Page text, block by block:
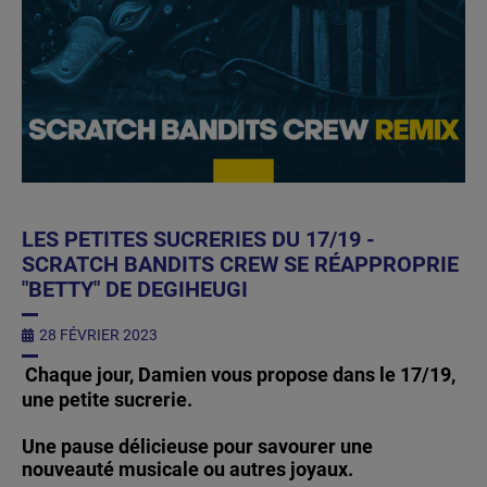
LES PETITES SUCRERIES DU 17/19 -
SCRATCH BANDITS CREW SE RÉAPPROPRIE
"BETTY" DE DEGIHEUGI
28 FÉVRIER 2023
Chaque jour, Damien vous propose dans le 17/19,
une petite sucrerie.
Une pause délicieuse pour savourer une
nouveauté musicale ou autres joyaux.